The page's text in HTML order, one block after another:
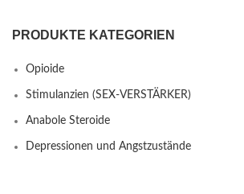
PRODUKTE KATEGORIEN
Opioide
Stimulanzien (SEX-VERSTÄRKER)
Anabole Steroide
Depressionen und Angstzustände